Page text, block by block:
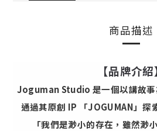
商品描述
【品牌介紹
Joguman Studio 是一個以講故事
通過其原創 IP 「JOGUMAN」探
「我們是渺小的存在，雖然渺